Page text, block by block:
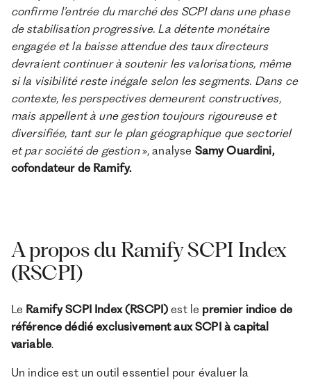
confirme l’entrée du marché des SCPI dans une phase
de stabilisation progressive. La détente monétaire
engagée et la baisse attendue des taux directeurs
devraient continuer à soutenir les valorisations, même
si la visibilité reste inégale selon les segments. Dans ce
contexte, les perspectives demeurent constructives,
mais appellent à une gestion toujours rigoureuse et
diversifiée, tant sur le plan géographique que sectoriel
et par société de gestion», analyse Samy Ouardini,
cofondateur de Ramify.
A propos du Ramify SCPI Index
(RSCPI)
Le Ramify SCPI Index (RSCPI) est le premier indice de
référence dédié exclusivement aux SCPI à capital
variable.
Un indice est un outil essentiel pour évaluer la